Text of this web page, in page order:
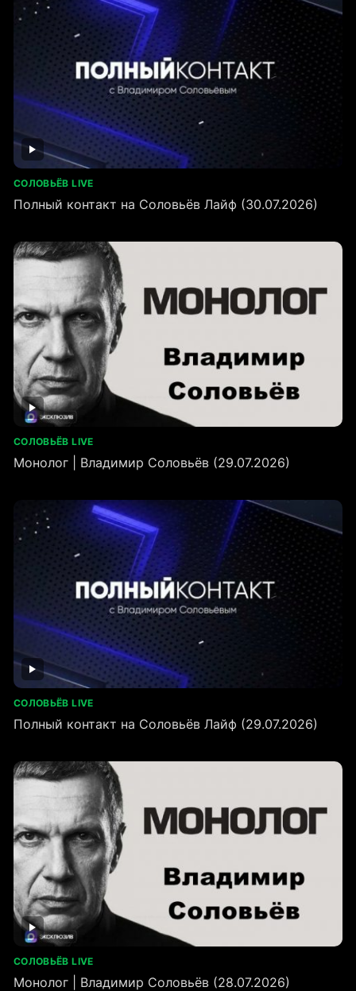
СОЛОВЬЁВ LIVE
Полный контакт на Соловьёв Лайф (30.07.2026)
СОЛОВЬЁВ LIVE
Монолог | Владимир Соловьёв (29.07.2026)
СОЛОВЬЁВ LIVE
Полный контакт на Соловьёв Лайф (29.07.2026)
СОЛОВЬЁВ LIVE
Монолог | Владимир Соловьёв (28.07.2026)